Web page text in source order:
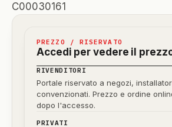
C00030161
PREZZO / RISERVATO
Accedi per vedere il
RIVENDITORI
Portale riservato a negozi,
convenzionati. Prezzo e ordine
dopo l'accesso.
PRIVATI